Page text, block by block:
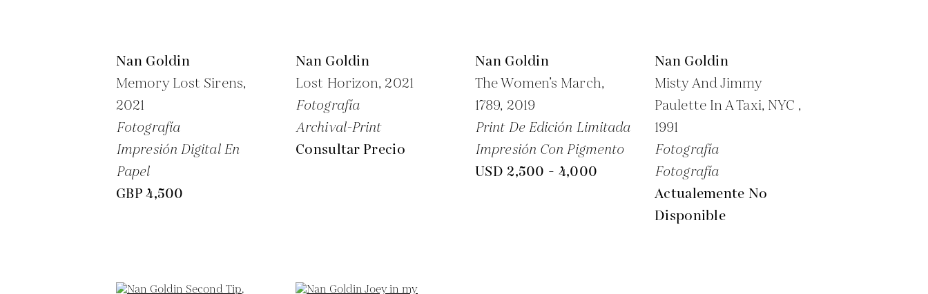
Nan Goldin
Memory Lost Sirens,
2021
Fotografía
Impresión Digital En
Papel
GBP 4,500
Nan Goldin
Lost Horizon, 2021
Fotografía
Archival-Print
Consultar Precio
Nan Goldin
The Women’s March,
1789, 2019
Print De Edición Limitada
Impresión Con Pigmento
USD 2,500 - 4,000
Nan Goldin
Misty And Jimmy
Paulette In A Taxi, NYC ,
1991
Fotografía
Fotografía
Actualemente No
Disponible